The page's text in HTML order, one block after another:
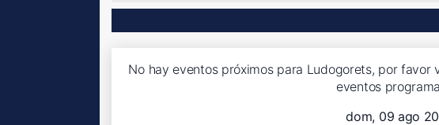
No hay eventos próximos para Ludogorets, por favor
eventos
dom, 09 ago